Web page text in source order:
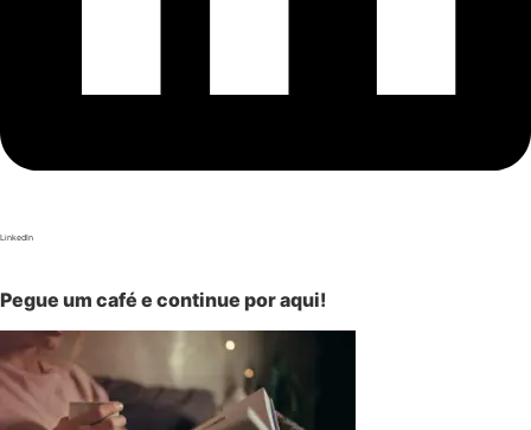
LinkedIn
Pegue um café e continue por aqui!